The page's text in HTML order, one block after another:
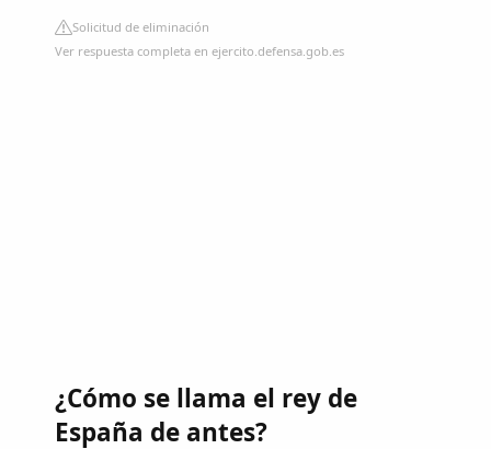
Solicitud de eliminación
Ver respuesta completa en ejercito.defensa.gob.es
¿Cómo se llama el rey de
España de antes?